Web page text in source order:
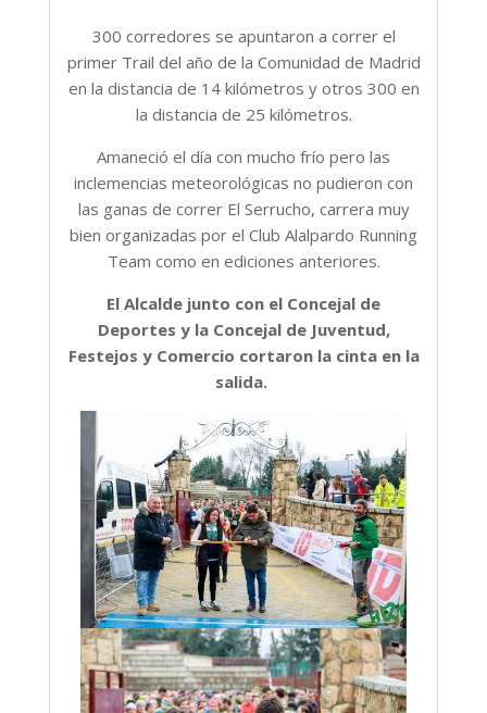
300 corredores se apuntaron a correr el
primer Trail del año de la Comunidad de Madrid
en la distancia de 14 kilómetros y otros 300 en
la distancia de 25 kilómetros.
Amaneció el día con mucho frío pero las
inclemencias meteorológicas no pudieron con
las ganas de correr El Serrucho, carrera muy
bien organizadas por el Club Alalpardo Running
Team como en ediciones anteriores.
El Alcalde junto con el Concejal de
Deportes y la Concejal de Juventud,
Festejos y Comercio cortaron la cinta en la
salida.